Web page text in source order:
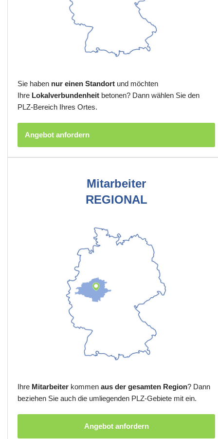
Sie haben nur einen Standort und möchten
Ihre Lokalverbundenheit betonen? Dann wählen Sie den
PLZ-Bereich Ihres Ortes.
Angebot anfordern
Mitarbeiter
REGIONAL
Ihre Mitarbeiter kommen aus der gesamten Region? Dann
beziehen Sie auch die umliegenden PLZ-Gebiete mit ein.
Angebot anfordern